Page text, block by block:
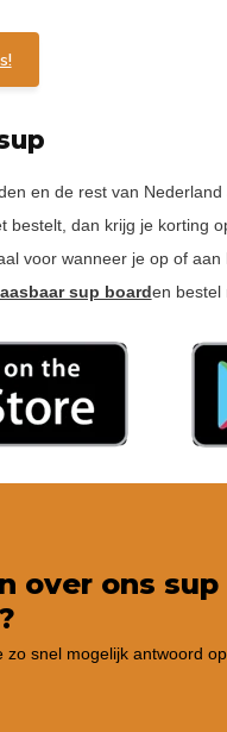
en de rest van
bestelt, dan krijg je korting
voor wanneer je op of
sup boarden bestel
over ons sup
zo snel mogelijk antwoord